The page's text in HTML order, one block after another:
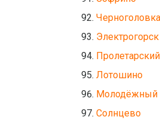
Черноголовка
Электрогорск
Пролетарский
Лотошино
Молодёжный
Солнцево